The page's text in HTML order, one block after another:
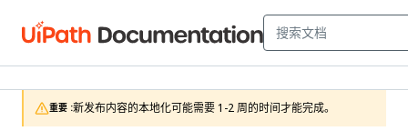
重要 :新发布内容的本地化可能需要 1-2 周的时间才能完成。